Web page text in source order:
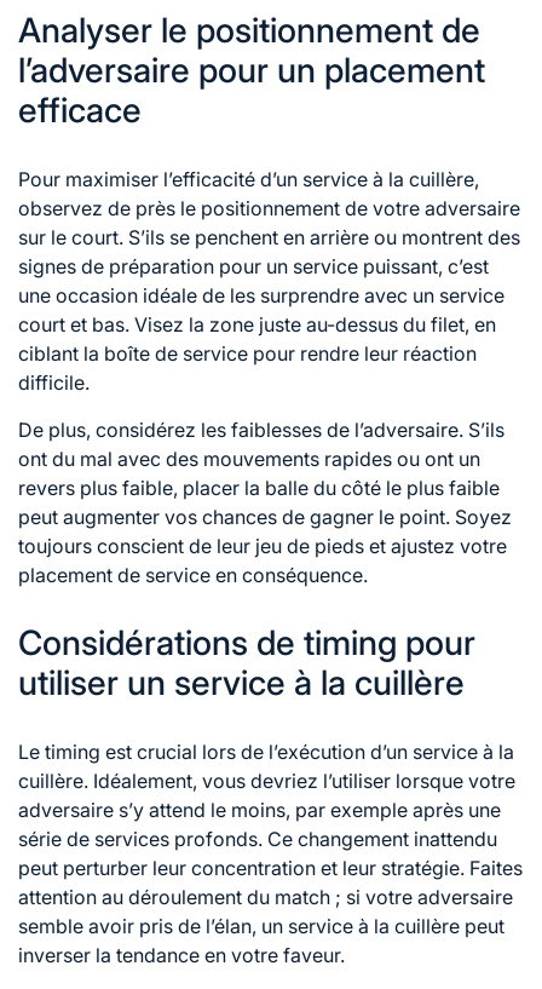
Analyser le positionnement de
l’adversaire pour un placement
efficace
Pour maximiser l’efficacité d’un service à la cuillère,
observez de près le positionnement de votre adversaire
sur le court. S’ils se penchent en arrière ou montrent des
signes de préparation pour un service puissant, c’est
une occasion idéale de les surprendre avec un service
court et bas. Visez la zone juste au-dessus du filet, en
ciblant la boîte de service pour rendre leur réaction
difficile.
De plus, considérez les faiblesses de l’adversaire. S’ils
ont du mal avec des mouvements rapides ou ont un
revers plus faible, placer la balle du côté le plus faible
peut augmenter vos chances de gagner le point. Soyez
toujours conscient de leur jeu de pieds et ajustez votre
placement de service en conséquence.
Considérations de timing pour
utiliser un service à la cuillère
Le timing est crucial lors de l’exécution d’un service à la
cuillère. Idéalement, vous devriez l’utiliser lorsque votre
adversaire s’y attend le moins, par exemple après une
série de services profonds. Ce changement inattendu
peut perturber leur concentration et leur stratégie. Faites
attention au déroulement du match ; si votre adversaire
semble avoir pris de l’élan, un service à la cuillère peut
inverser la tendance en votre faveur.